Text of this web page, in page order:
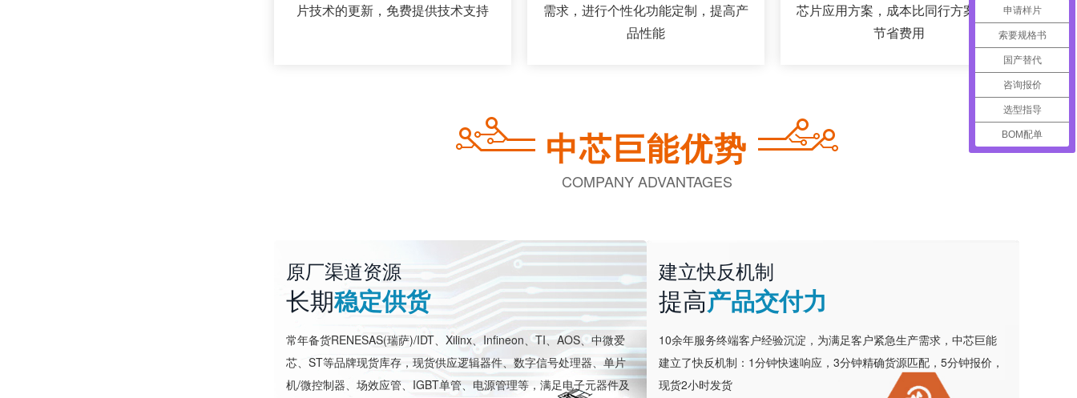
片技术的更新，免费提供技术支持
需求，进行个性化功能定制，提高产
品性能
芯片应用方案，成本比同行方案大大
节省费用
中芯巨能优势
COMPANY ADVANTAGES
原厂渠道资源
长期稳定供货
常年备货RENESAS(瑞萨)/IDT、Xilinx、Infineon、TI、AOS、中微爱
芯、ST等品牌现货库存，现货供应逻辑器件、数字信号处理器、单片
机/微控制器、场效应管、IGBT单管、电源管理等，满足电子元器件及
建立快反机制
提高产品交付力
10余年服务终端客户经验沉淀，为满足客户紧急生产需求，中芯巨能
建立了快反机制：1分钟快速响应，3分钟精确货源匹配，5分钟报价，
现货2小时发货
申请样片
索要规格书
国产替代
咨询报价
选型指导
BOM配单